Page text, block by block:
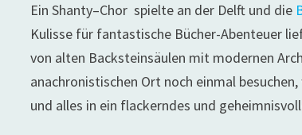
Ein Shanty–Chor spielte an der Delft und die
Kulisse für fantastische Bücher-Abenteuer
von alten Backsteinsäulen mit modernen
anachronistischen Ort noch einmal
und alles in ein flackerndes und